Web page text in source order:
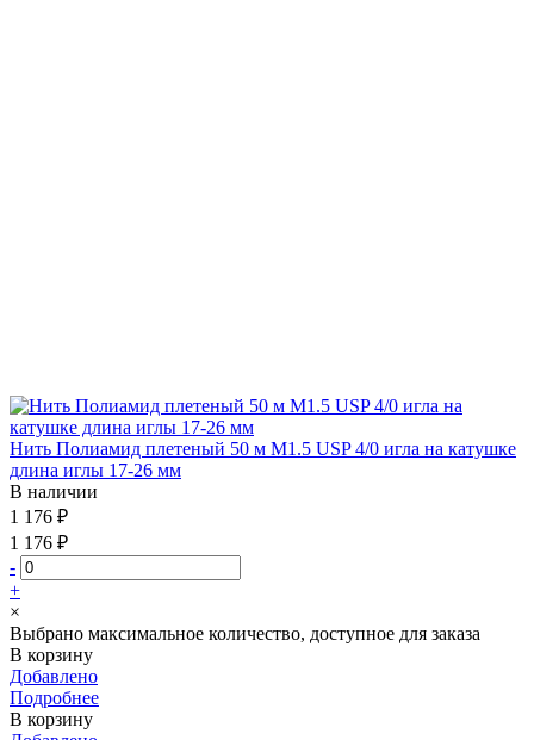
Нить Полиамид плетеный 50 м М1.5 USP 4/0 игла на катушке
длина иглы 17-26 мм
В наличии
1 176 ₽
1 176 ₽
-
+
×
Выбрано максимальное количество, доступное для заказа
В корзину
Добавлено
Подробнее
В корзину